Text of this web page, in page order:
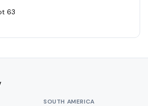
63
SOUTH AMERICA